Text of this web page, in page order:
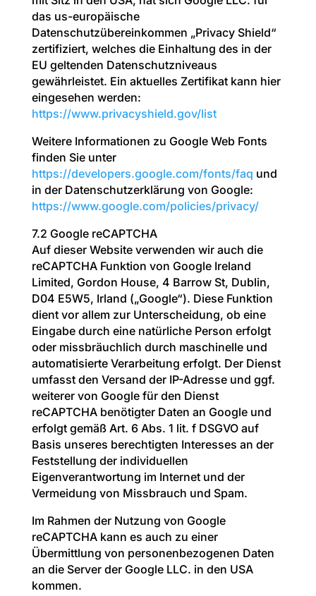
das us-europäische
Datenschutzübereinkommen „Privacy Shield“
zertifiziert, welches die Einhaltung des in der
EU geltenden Datenschutzniveaus
gewährleistet. Ein aktuelles Zertifikat kann hier
eingesehen werden:
https://www.privacyshield.gov/list
Weitere Informationen zu Google Web Fonts
finden Sie unter
https://developers.google.com/fonts/faq und
in der Datenschutzerklärung von Google:
https://www.google.com/policies/privacy/
7.2 Google reCAPTCHA
Auf dieser Website verwenden wir auch die
reCAPTCHA Funktion von Google Ireland
Limited, Gordon House, 4 Barrow St, Dublin,
D04 E5W5, Irland („Google“). Diese Funktion
dient vor allem zur Unterscheidung, ob eine
Eingabe durch eine natürliche Person erfolgt
oder missbräuchlich durch maschinelle und
automatisierte Verarbeitung erfolgt. Der Dienst
umfasst den Versand der IP-Adresse und ggf.
weiterer von Google für den Dienst
reCAPTCHA benötigter Daten an Google und
erfolgt gemäß Art. 6 Abs. 1 lit. f DSGVO auf
Basis unseres berechtigten Interesses an der
Feststellung der individuellen
Eigenverantwortung im Internet und der
Vermeidung von Missbrauch und Spam.
Im Rahmen der Nutzung von Google
reCAPTCHA kann es auch zu einer
Übermittlung von personenbezogenen Daten
an die Server der Google LLC. in den USA
kommen.